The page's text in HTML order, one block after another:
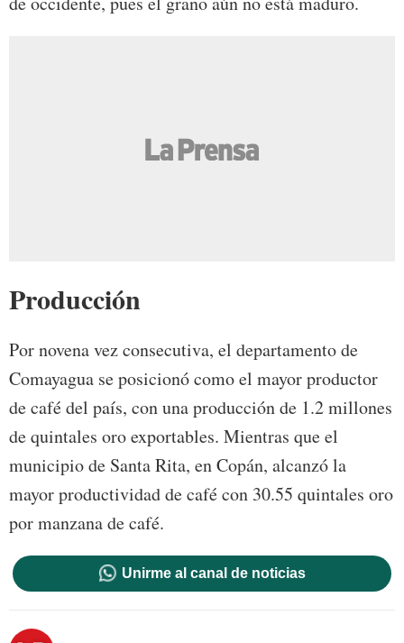
Producción
Por novena vez consecutiva, el departamento de
Comayagua se posicionó como el mayor productor
de café del país, con una producción de 1.2 millones
de quintales oro exportables. Mientras que el
municipio de Santa Rita, en Copán, alcanzó la
mayor productividad de café con 30.55 quintales oro
por manzana de café.
Unirme al canal de noticias